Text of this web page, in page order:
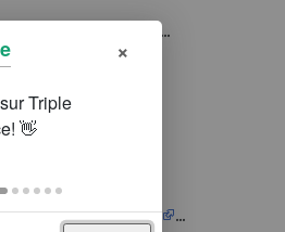
jardindemans
...
maraichageso
...
×